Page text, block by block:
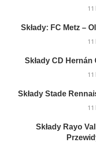
Składy: FC Metz –
Składy CD
Składy Stade
Składy Rayo